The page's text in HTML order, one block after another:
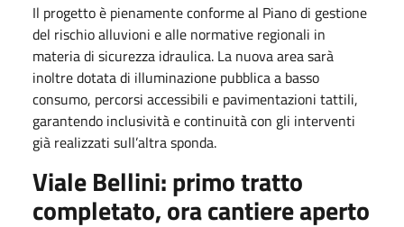
Il progetto è pienamente conforme al Piano di gestione
del rischio alluvioni e alle normative regionali in
materia di sicurezza idraulica. La nuova area sarà
inoltre dotata di illuminazione pubblica a basso
consumo, percorsi accessibili e pavimentazioni tattili,
garantendo inclusività e continuità con gli interventi
già realizzati sull’altra sponda.
Viale Bellini: primo tratto
completato, ora cantiere aperto